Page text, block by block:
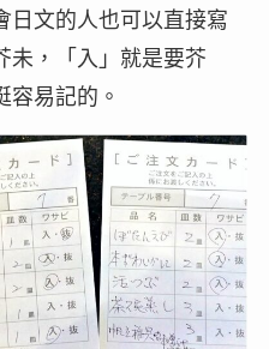
日文的人也可以直接寫
未，「入」就是要芥
容易記的。